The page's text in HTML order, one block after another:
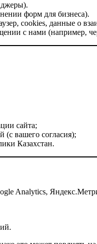
форм для бизнеса).
cookies, данные о
с нами (например,
сайта;
вашего согласия);
Казахстан.
Analytics,